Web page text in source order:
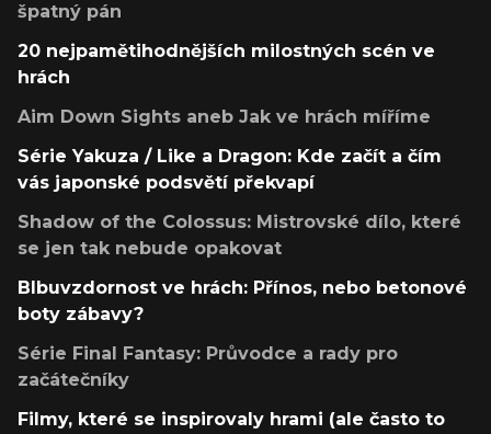
špatný pán
20 nejpamětihodnějších milostných scén ve
hrách
Aim Down Sights aneb Jak ve hrách míříme
Série Yakuza / Like a Dragon: Kde začít a čím
vás japonské podsvětí překvapí
Shadow of the Colossus: Mistrovské dílo, které
se jen tak nebude opakovat
Blbuvzdornost ve hrách: Přínos, nebo betonové
boty zábavy?
Série Final Fantasy: Průvodce a rady pro
začátečníky
Filmy, které se inspirovaly hrami (ale často to